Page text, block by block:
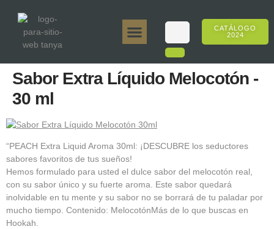
CATÁLOGO
2024
Sabor Extra Líquido Melocotón -
30 ml
“PEACH Extra Liquid Aroma 30ml: ¡DESCUBRE los seductores
sabores favoritos de tus sueños!
Hemos formulado para usted el dulce sabor del melocotón real,
con su sabor único y su fuerte aroma. Este sabor quedará
inolvidable en tu mente y su sabor no se borrará de tu paladar por
mucho tiempo. Contenido: MelocotónMás de lo que buscas en
Hookah.